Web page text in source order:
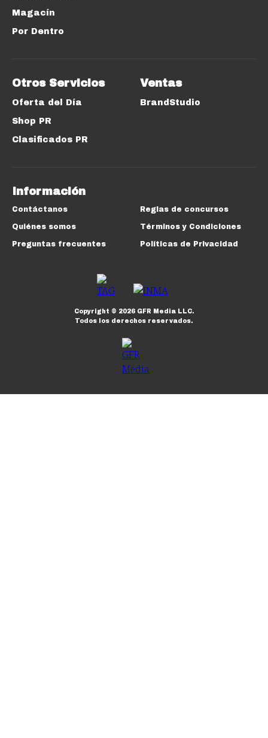
Magacín
Por Dentro
Otros Servicios
Oferta del Día
Shop PR
Clasificados PR
Ventas
BrandStudio
Información
Contáctanos
Quiénes somos
Preguntas frecuentes
Reglas de concursos
Términos y Condiciones
Políticas de Privacidad
Copyright © 2026GFR Media LLC.
Todos los derechos reservados.